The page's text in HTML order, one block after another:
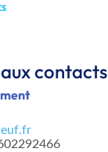
contacts